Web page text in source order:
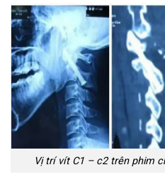
Vị trí vít C1 – c2 trên phim